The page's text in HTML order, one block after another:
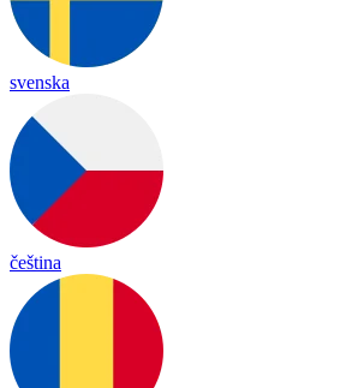
svenska
čeština